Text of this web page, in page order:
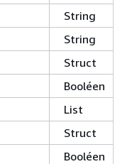
String
String
Struct
Booléen
List
Struct
Booléen